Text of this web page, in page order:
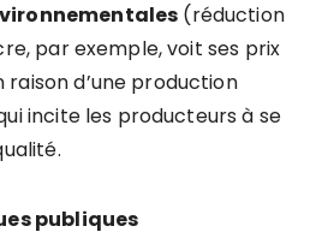
(réduction
par exemple, voit ses prix
d’une production
incite les producteurs à se
publiques